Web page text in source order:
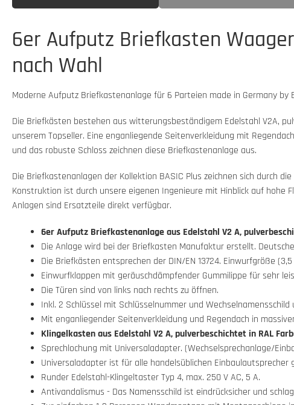
6er Aufputz Briefkasten
nach Wahl
Moderne Aufputz Briefkastenanlage für 6 Parteien made in Germany by
Die Briefkästen bestehen aus witterungsbeständigem Edelstahl V2A,
unserem Topseller. Eine enganliegende Seitenverkleidung mit
und das robuste Schloss zeichnen diese Briefkastenanlage aus.
Die Briefkastenanlagen der Kollektion BASIC Plus zeichnen sich durch
Konstruktion ist durch unsere eigenen Ingenieure mit Hinblick auf
Anlagen sind Ersatzteile direkt verfügbar.
6er Aufputz Briefkastenanlage aus Edelstahl V2 A,
Die Anlage wird bei der Briefkasten Manufaktur erstellt.
Die Briefkästen entsprechen der DIN/EN 13724. Einwurfgröße
Einwurfklappen mit geräuschdämpfender Gummilippe für sehr
Die Türen sind von links nach rechts zu öffnen.
Inkl. 2 Schlüssel mit Schlüsselnummer und
Mit enganliegender Seitenverkleidung und Regendach in
Klingelkastenaus Edelstahl V2 A, pulverbeschichtet in RAL
Sprechlochung mit Universaladapter. (Wechselsprechanlage/
Universaladapter ist für alle handelsüblichen Einbaulautsprecher
Runder Edelstahl-Klingeltaster Typ 4, max. 250 V AC, 5 A.
Antivandalismus - Das Namensschild ist eindrücksicher und